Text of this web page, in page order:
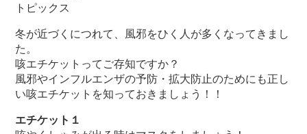
トピックス
冬が近づくにつれて、風邪をひく人が多くなってきまし
た。
咳エチケットってご存知ですか？
風邪やインフルエンザの予防・拡大防止のためにも正し
い咳エチケットを知っておきましょう！！
エチケット１